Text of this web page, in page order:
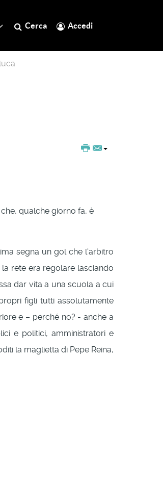
Cerca Accedi
qualche giorno fa, è
segna un gol che l'arbitro
rete era regolare lasciando
dar vita a una scuola a cui
figli tutti assolutamente
e – perché no? - anche a
e politici, amministratori e
la maglietta di Pepe Reina,